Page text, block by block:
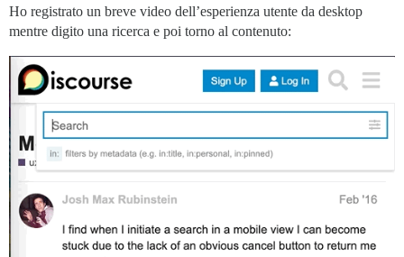
Ho registrato un breve video dell’esperienza utente da desktop
mentre digito una ricerca e poi torno al contenuto: